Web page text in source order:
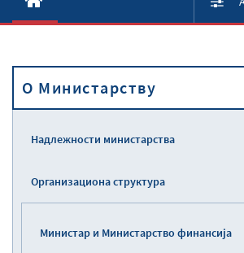
Активности
Прописи
O Министарству
Надлежности министарства
Организациона структура
Министар и Министарство финансија